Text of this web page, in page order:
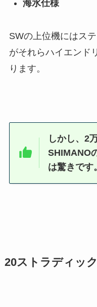
海水仕様
SWの上位機にはス
がそれらハイエンド
ります。
しかし、2
SHIMANO
は驚きです
20ストラディッ